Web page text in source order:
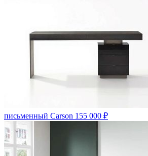
письменный Carson 155 000 ₽